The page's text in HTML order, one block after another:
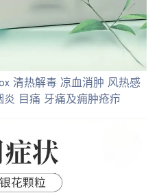
清热解毒 凉血消肿 风热感
目痛 牙痛及痈肿疮疖